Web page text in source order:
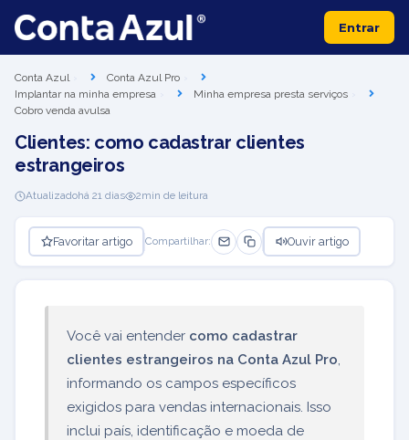
Entrar
Conta Azul
Conta Azul Pro
Implantar na minha empresa
Minha empresa presta serviços
Cobro venda avulsa
Clientes: como cadastrar clientes
estrangeiros
Atualizadohá 21 dias 2min de leitura
Favoritar artigo Compartilhar: Ouvir artigo
Você vai entender como cadastrar
clientes estrangeiros na Conta Azul Pro,
informando os campos específicos
exigidos para vendas internacionais. Isso
inclui país, identificação e moeda de